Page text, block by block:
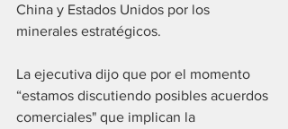
China y Estados Unidos por los
minerales estratégicos.
La ejecutiva dijo que por el momento
“estamos discutiendo posibles acuerdos
comerciales" que implican la